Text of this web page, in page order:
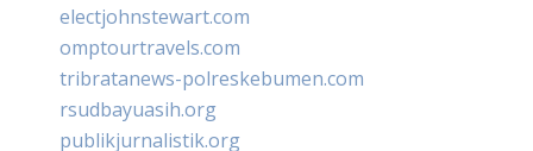
electjohnstewart.com
omptourtravels.com
tribratanews-polreskebumen.com
rsudbayuasih.org
publikjurnalistik.org